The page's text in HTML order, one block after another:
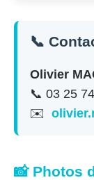
📞
Olivier
📞 03 25
✉️
📸 Photos